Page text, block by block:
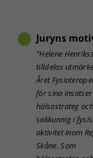
Juryns
”Helene
tilldelas
Året
för sina
hälsostrateg och
sakkunnig i
aktivitet inom
Skåne. Som